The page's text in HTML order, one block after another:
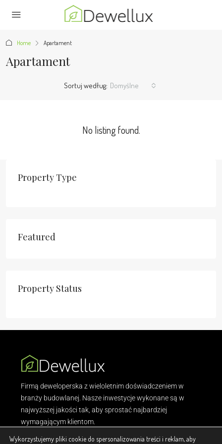
Home Apartament
Apartament
Sortuj według: Domyślne
No listing found.
Property Type
Featured
Property Status
Firmą deweloperska z wieloletnim doświadczeniem w
branży budowlanej. Nasze inwestycje wykonane są w
najwyższej jakości tak, aby sprostać najbardziej
wymagającym klientom.
Wykorzystujemy pliki cookie do spersonalizowania treści i reklam, aby